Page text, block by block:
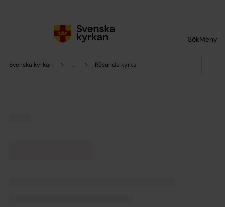
SökMeny
Svenska kyrkan ... Råsunda kyrka